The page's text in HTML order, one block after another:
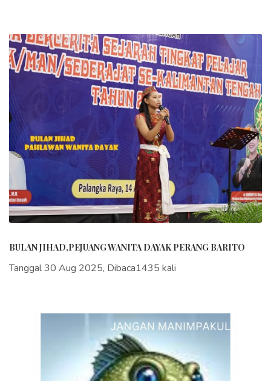
BULAN JIHAD,PEJUANG WANITA DAYAK PERANG BARITO
Tanggal 30 Aug 2025, Dibaca1435 kali